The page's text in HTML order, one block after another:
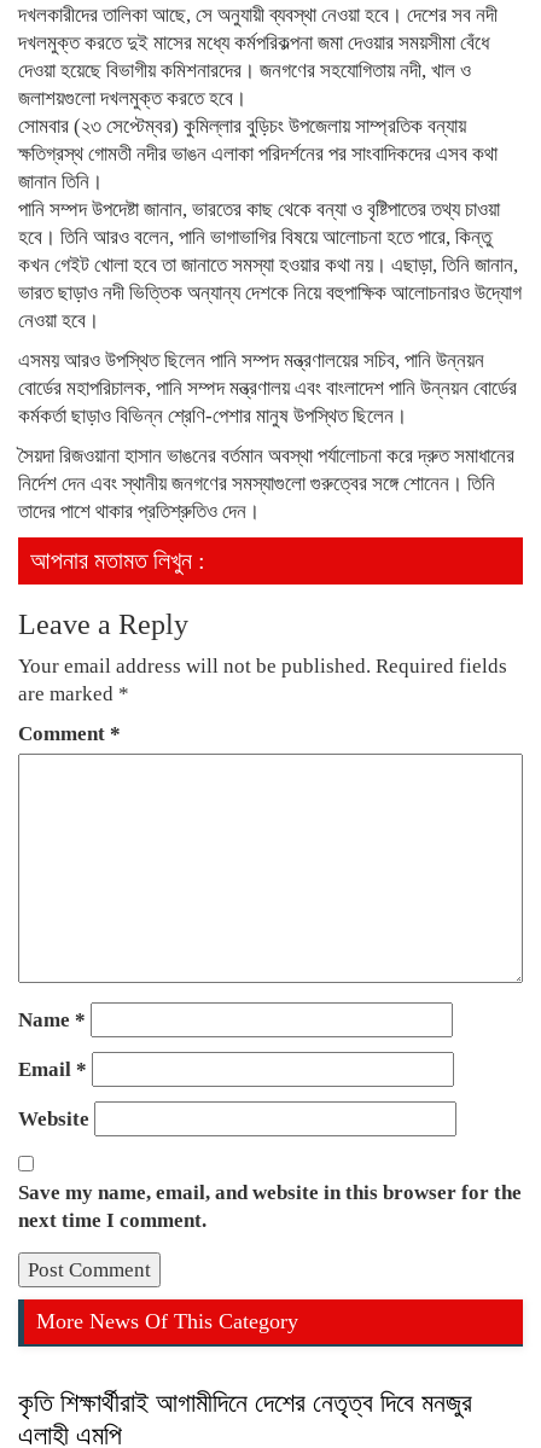
দখলকারীদের তালিকা আছে, সে অনুযায়ী ব্যবস্থা নেওয়া হবে। দেশের সব নদী
দখলমুক্ত করতে দুই মাসের মধ্যে কর্মপরিকল্পনা জমা দেওয়ার সময়সীমা বেঁধে
দেওয়া হয়েছে বিভাগীয় কমিশনারদের। জনগণের সহযোগিতায় নদী, খাল ও
জলাশয়গুলো দখলমুক্ত করতে হবে।
সোমবার (২৩ সেপ্টেম্বর) কুমিল্লার বুড়িচং উপজেলায় সাম্প্রতিক বন্যায়
ক্ষতিগ্রস্থ গোমতী নদীর ভাঙন এলাকা পরিদর্শনের পর সাংবাদিকদের এসব কথা
জানান তিনি।
পানি সম্পদ উপদেষ্টা জানান, ভারতের কাছ থেকে বন্যা ও বৃষ্টিপাতের তথ্য চাওয়া
হবে। তিনি আরও বলেন, পানি ভাগাভাগির বিষয়ে আলোচনা হতে পারে, কিন্তু
কখন গেইট খোলা হবে তা জানাতে সমস্যা হওয়ার কথা নয়। এছাড়া, তিনি জানান,
ভারত ছাড়াও নদী ভিত্তিক অন্যান্য দেশকে নিয়ে বহুপাক্ষিক আলোচনারও উদ্যোগ
নেওয়া হবে।
এসময় আরও উপস্থিত ছিলেন পানি সম্পদ মন্ত্রণালয়ের সচিব, পানি উন্নয়ন
বোর্ডের মহাপরিচালক, পানি সম্পদ মন্ত্রণালয় এবং বাংলাদেশ পানি উন্নয়ন বোর্ডের
কর্মকর্তা ছাড়াও বিভিন্ন শ্রেণি-পেশার মানুষ উপস্থিত ছিলেন।
সৈয়দা রিজওয়ানা হাসান ভাঙনের বর্তমান অবস্থা পর্যালোচনা করে দ্রুত সমাধানের
নির্দেশ দেন এবং স্থানীয় জনগণের সমস্যাগুলো গুরুত্বের সঙ্গে শোনেন। তিনি
তাদের পাশে থাকার প্রতিশ্রুতিও দেন।
আপনার মতামত লিখুন :
Leave a Reply
Your email address will not be published. Required fields
are marked *
Comment *
Name *
Email *
Website
Save my name, email, and website in this browser for the
next time I comment.
More News Of This Category
কৃতি শিক্ষার্থীরাই আগামীদিনে দেশের নেতৃত্ব দিবে মনজুর
এলাহী এমপি